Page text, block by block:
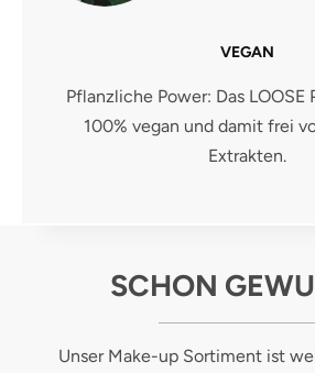
VEGAN
Pflanzliche Power: Das LOOSE
100% vegan und damit frei
Extrakten.
SCHON
Unser Make-up Sortiment ist